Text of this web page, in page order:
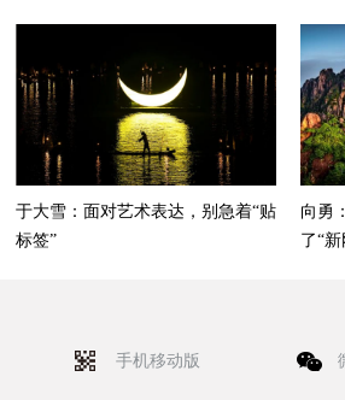
于大雪：面对艺术表达，别急着“贴
标签”
向勇
了“
手机移动版